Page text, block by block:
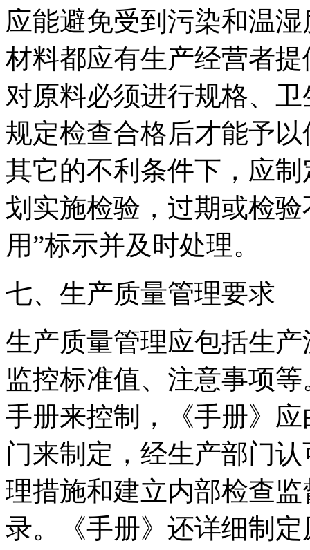
应能避免受到污染和温
材料都应有生产经营者
对原料必须进行规格、
规定检查合格后才能予
其它的不利条件下，应
划实施检验，过期或检
用”标示并及时处理。
七、生产质量管理要求
生产质量管理应包括生
监控标准值、注意事项
手册来控制，《手册》
门来制定，经生产部门
理措施和建立内部检查
录。《手册》还详细制